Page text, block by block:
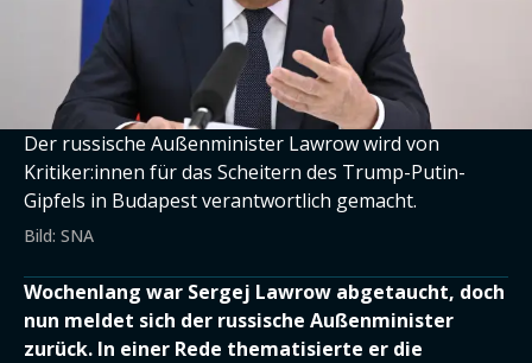
Der russische Außenminister Lawrow wird von
Kritiker:innen für das Scheitern des Trump-Putin-
Gipfels in Budapest verantwortlich gemacht.
Bild: SNA
Wochenlang war Sergej Lawrow abgetaucht, doch
nun meldet sich der russische Außenminister
zurück. In einer Rede thematisierte er die